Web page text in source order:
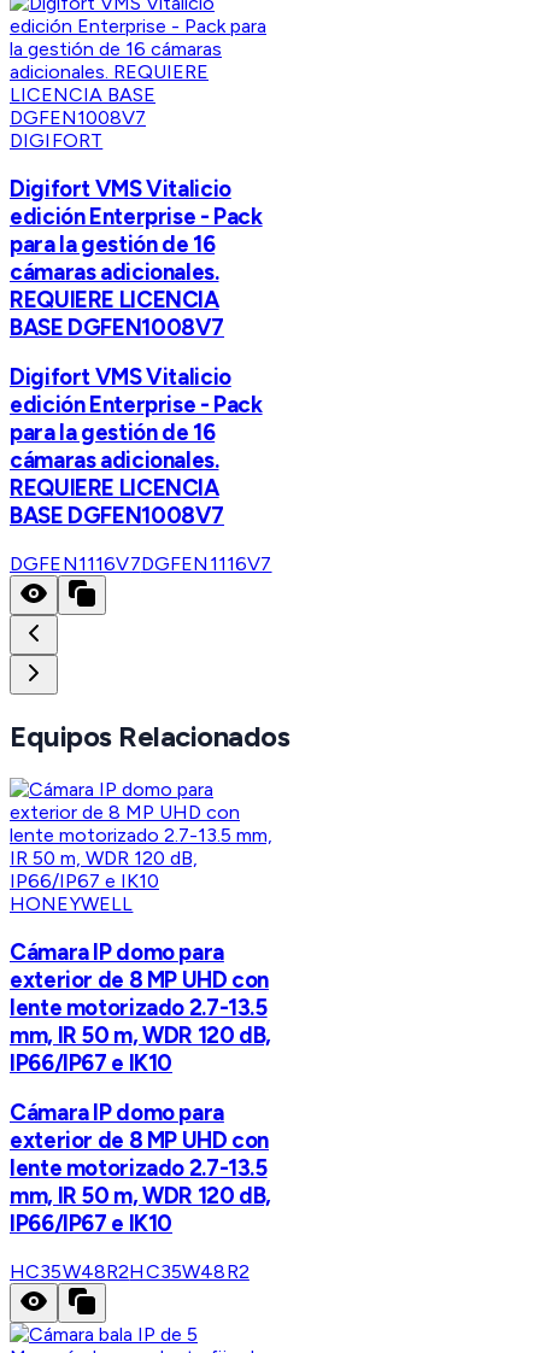
DIGIFORT
Digifort VMS Vitalicio
edición Enterprise - Pack
para la gestión de 16
cámaras adicionales.
REQUIERE LICENCIA
BASE DGFEN1008V7
Digifort VMS Vitalicio
edición Enterprise - Pack
para la gestión de 16
cámaras adicionales.
REQUIERE LICENCIA
BASE DGFEN1008V7
DGFEN1116V7DGFEN1116V7
Equipos Relacionados
HONEYWELL
Cámara IP domo para
exterior de 8 MP UHD con
lente motorizado 2.7-13.5
mm, IR 50 m, WDR 120 dB,
IP66/IP67 e IK10
Cámara IP domo para
exterior de 8 MP UHD con
lente motorizado 2.7-13.5
mm, IR 50 m, WDR 120 dB,
IP66/IP67 e IK10
HC35W48R2HC35W48R2